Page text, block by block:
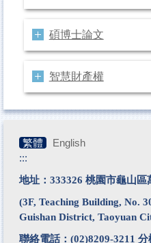
碩博士論文
智慧財產權
繁體
English
:::
地址：333326 桃園市龜山
(3F, Teaching Building, No.
Guishan District, Taoyuan
聯絡電話： (02)8209-3211 分